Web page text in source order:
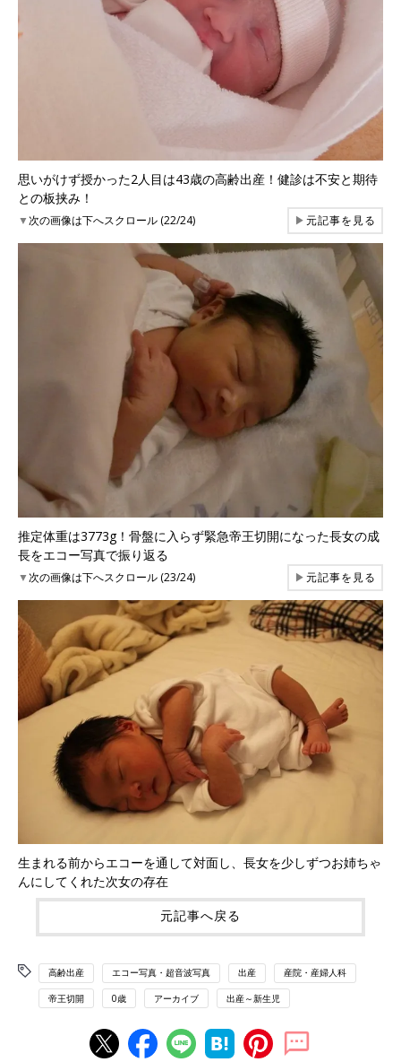
思いがけず授かった2人目は43歳の高齢出産！健診は不安と期待
との板挟み！
▼次の画像は下へスクロール (22/24) ▶元記事を見る
推定体重は3773g！骨盤に入らず緊急帝王切開になった長女の成
長をエコー写真で振り返る
▼次の画像は下へスクロール (23/24) ▶元記事を見る
生まれる前からエコーを通して対面し、長女を少しずつお姉ちゃ
んにしてくれた次女の存在
元記事へ戻る
高齢出産 エコー写真・超音波写真 出産 産院・産婦人科
帝王切開 0歳 アーカイブ 出産～新生児